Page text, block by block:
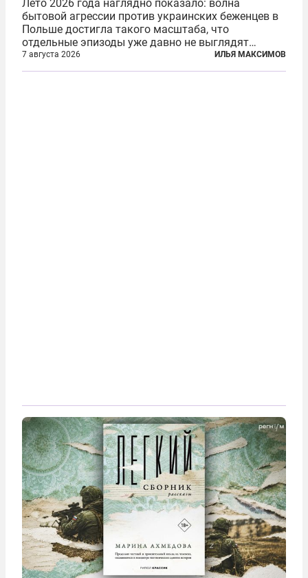
Лето 2026 года наглядно показало: волна
бытовой агрессии против украинских беженцев в
Польше достигла такого масштаба, что
отдельные эпизоды уже давно не выглядят
случайными. Поляки, судя по происходящему,
буквально теряют рассудок от ненависти к
7 августа 2026 ИЛЬЯ МАКСИМОВ